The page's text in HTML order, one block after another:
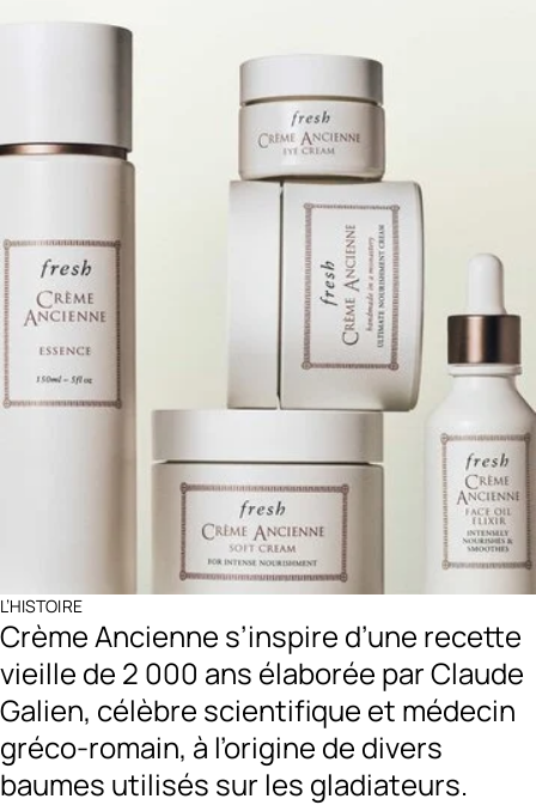
L’HISTOIRE
Crème Ancienne s’inspire d’une recette
vieille de 2 000 ans élaborée par Claude
Galien, célèbre scientifique et médecin
gréco-romain, à l’origine de divers
baumes utilisés sur les gladiateurs.